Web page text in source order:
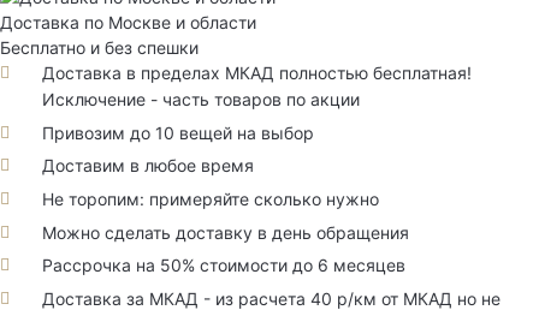
Доставка по Москве и области
Бесплатно и без спешки
Доставка в пределах МКАД полностью бесплатная!
Исключение - часть товаров по акции
Привозим до 10 вещей на выбор
Доставим в любое время
Не торопим: примеряйте сколько нужно
Можно сделать доставку в день обращения
Рассрочка на 50% стоимости до 6 месяцев
Доставка за МКАД - из расчета 40 р/км от МКАД но не